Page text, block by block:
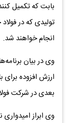
بابت که تکمیل
تولیدی که در
انجام خواهند شد.
وی در بیان
ارزش افزوده
بعدی در شرکت
وی ابراز